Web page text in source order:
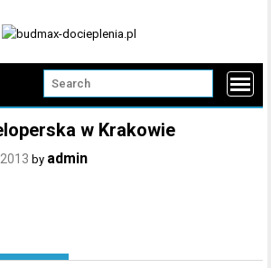
w Krakowie
by admin